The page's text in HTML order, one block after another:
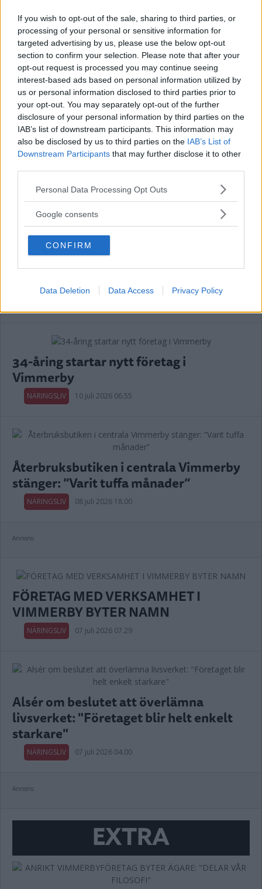
If you wish to opt-out of the sale, sharing to third parties, or
processing of your personal or sensitive information for
targeted advertising by us, please use the below opt-out
section to confirm your selection. Please note that after your
opt-out request is processed you may continue seeing
interest-based ads based on personal information utilized by
us or personal information disclosed to third parties prior to
your opt-out. You may separately opt-out of the further
disclosure of your personal information by third parties on the
IAB’s list of downstream participants. This information may
also be disclosed by us to third parties on the IAB’s List of
Downstream Participants that may further disclose it to other
Please note that this website/app uses one or more Google
not limited to your visit or usage behaviour. You may click to
use your data for below specified purposes in below Google
consent section.
Personal Data Processing Opt Outs
Google consents
CONFIRM
Data Deletion Data Access Privacy Policy
NÄRINGSLIV 31 juli 2026 06.55
Annons:
WOW, VILKET BETYG! TOBOS
RESTAURANG BÄST I SVERIGE
23 juli 2026 13.30
Trafikskolan flyttar till Hultsfred – här
är nya lokalen
NÄRINGSLIV 20 juli 2026 18.00
34-åring startar nytt företag i
Vimmerby
NÄRINGSLIV 10 juli 2026 06.55
Återbruksbutiken i centrala Vimmerby
stänger: ”Varit tuffa månader”
NÄRINGSLIV 08 juli 2026 18.00
Annons:
FÖRETAG MED VERKSAMHET I
VIMMERBY BYTER NAMN
NÄRINGSLIV 07 juli 2026 07.29
Alsér om beslutet att överlämna
livsverket: "Företaget blir helt enkelt
starkare"
NÄRINGSLIV 07 juli 2026 04.00
Annons:
EXTRA